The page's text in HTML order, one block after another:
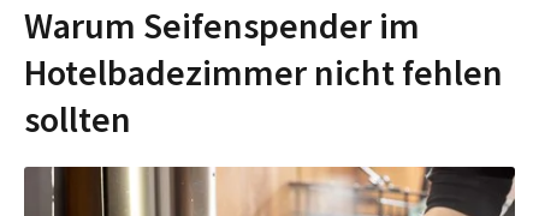
Warum Seifenspender im
Hotelbadezimmer nicht fehlen
sollten